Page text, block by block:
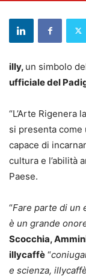
illy, un simbolo
ufficiale del
“L’Arte Rigenera
si presenta
capace di
cultura e l’abilità
Paese.
“Fare parte di un
è un grande
Scocchia,
illycaffè “
e scienza,